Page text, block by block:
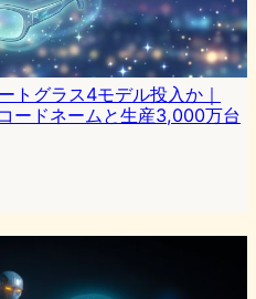
トグラス4モデル投入か｜
ードネームと生産3,000万台